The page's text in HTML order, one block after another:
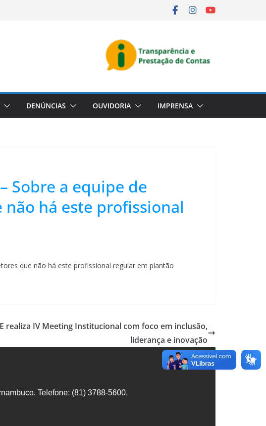
DENÚNCIAS OUVIDORIA IMPRENSA
Sobre a equipe de
há este profissional
que não há este profissional regular em plantão
realiza IV Meeting Institucional com foco em inclusão,
liderança e inovação
Telefone: (81) 3788-5600.